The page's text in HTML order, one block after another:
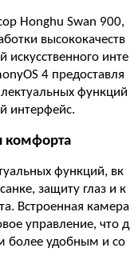
Honghu Swan 900,
высококачеств
инте
4 предоставля
функций
интерфейс.
комфорта
функций, вк
защиту глаз и к
Встроенная камера
управление, что д
более удобным и со